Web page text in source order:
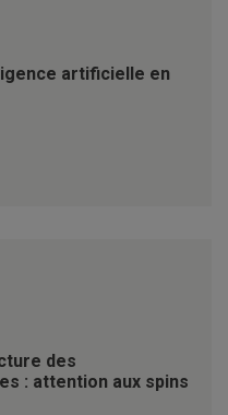
artificielle en
des
: attention aux spins